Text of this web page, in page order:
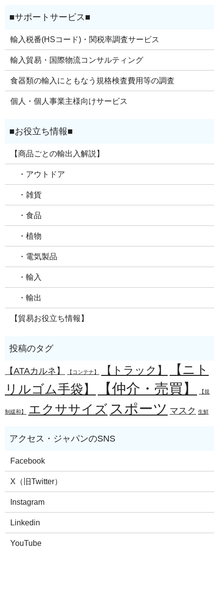
輸入税番(HSコード)・関税率調査サービス
輸入貿易・国際物流コンサルティング
食器類の輸入にともなう規格検査費用等の調査
個人・個人事業主様向けサービス
【商品ごとの輸出入解説】
・アウトドア
・雑貨
・食品
・植物
・電気製品
・輸入
・輸出
【貿易お役立ち情報】
【ATAカルネ】 【コンテナ】 【トラック】
【ニト
リルゴム手袋】
【仲介・売買】 【規
制緩和】 エクササイズ スポーツ マスク 生鮮
Facebook
X（旧Twitter）
Instagram
Linkedin
YouTube